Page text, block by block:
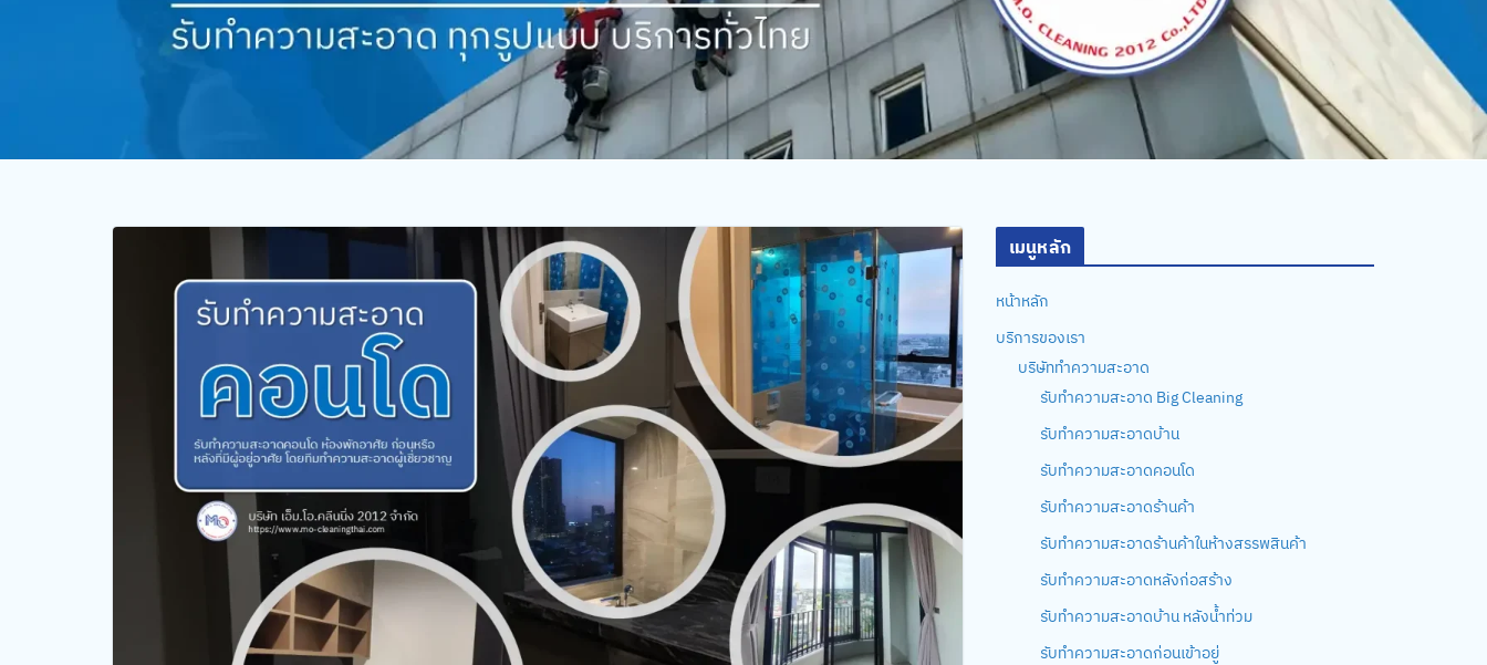
เมนูหลัก
หน้าหลัก
บริการของเรา
บริษัททำความสะอาด
รับทำความสะอาด Big Cleaning
รับทำความสะอาดบ้าน
รับทำความสะอาดคอนโด
รับทำความสะอาดร้านค้า
รับทำความสะอาดร้านค้าในห้างสรรพสินค้า
รับทำความสะอาดหลังก่อสร้าง
รับทำความสะอาดบ้าน หลังน้ำท่วม
รับทำความสะอาดก่อนเข้าอยู่